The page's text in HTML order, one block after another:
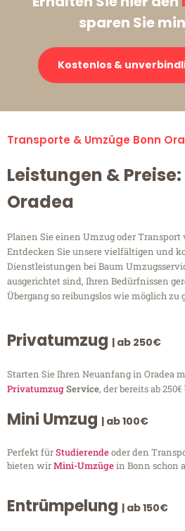
sparen Sie
Kostenlos &
Transporte & Umzüge Bonn
Leistungen &
Oradea
Planen Sie einen Umzug oder Transport
Entdecken Sie unsere vielfältigen und
Dienstleistungen bei Baum
ausgerichtet sind, Ihren Bedürfnissen
Übergang so reibungslos wie möglich zu
Privatumzug | ab 250€
Starten Sie Ihren Neuanfang in Oradea
PrivatumzugService, der bereits ab
Mini Umzug | ab 100€
Perfekt fürStudierendeoder den
bieten wirMini-Umzügein Bonn schon
Entrümpelung | ab 150€